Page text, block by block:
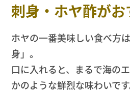
刺身・ホヤ酢がお
ホヤの一番美味しい食べ方
身」。
口に入れると、まるで海の
かのような鮮烈な味わいです